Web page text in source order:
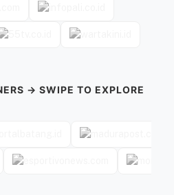
→ SWIPE TO EXPLORE